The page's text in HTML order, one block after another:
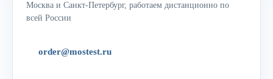
Москва и Санкт-Петербург, работаем дистанционно по
всей России
order@mostest.ru